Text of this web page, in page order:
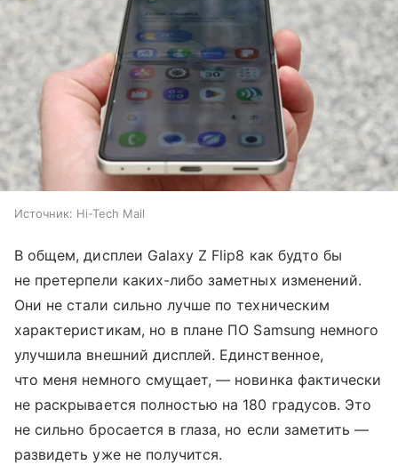
Источник: Hi-Tech Mail
В общем, дисплеи Galaxy Z Flip8 как будто бы
не претерпели каких-либо заметных изменений.
Они не стали сильно лучше по техническим
характеристикам, но в плане ПО Samsung немного
улучшила внешний дисплей. Единственное,
что меня немного смущает, — новинка фактически
не раскрывается полностью на 180 градусов. Это
не сильно бросается в глаза, но если заметить —
развидеть уже не получится.